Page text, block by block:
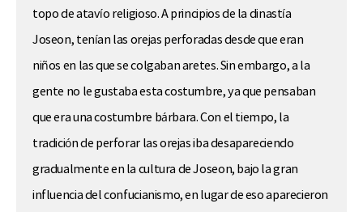
topo de atavío religioso. A principios de la dinastía
Joseon, tenían las orejas perforadas desde que eran
niños en las que se colgaban aretes. Sin embargo, a la
gente no le gustaba esta costumbre, ya que pensaban
que era una costumbre bárbara. Con el tiempo, la
tradición de perforar las orejas iba desapareciendo
gradualmente en la cultura de Joseon, bajo la gran
influencia del confucianismo, en lugar de eso aparecieron